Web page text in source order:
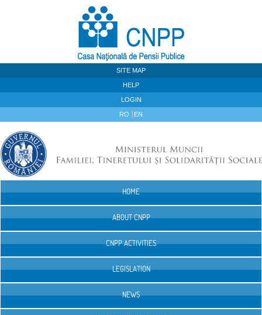
SITE MAP
HELP
LOGIN
RO EN
HOME
ABOUT CNPP
CNPP ACTIVITIES
LEGISLATION
NEWS